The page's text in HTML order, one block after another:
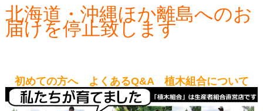
北海道・沖縄ほか離島へのお
届けを停止致します
初めての方へ よくあるQ&A 植木組合について